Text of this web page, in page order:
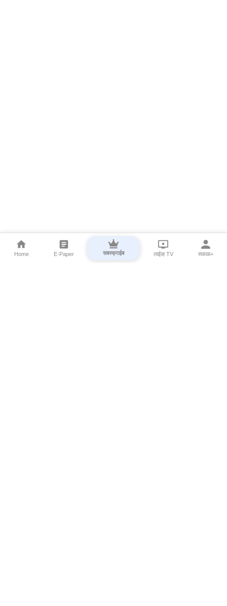
Home E-Paper सबस्क्राईब लाईव्ह TV सकाळ+